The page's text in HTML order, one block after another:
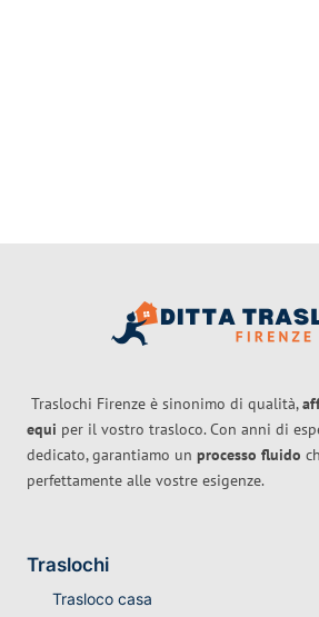
Traslochi Firenze è sinonimo di qualità,
equi per il vostro trasloco. Con anni di
dedicato, garantiamo un processo fluido
perfettamente alle vostre esigenze.
Traslochi
Trasloco casa